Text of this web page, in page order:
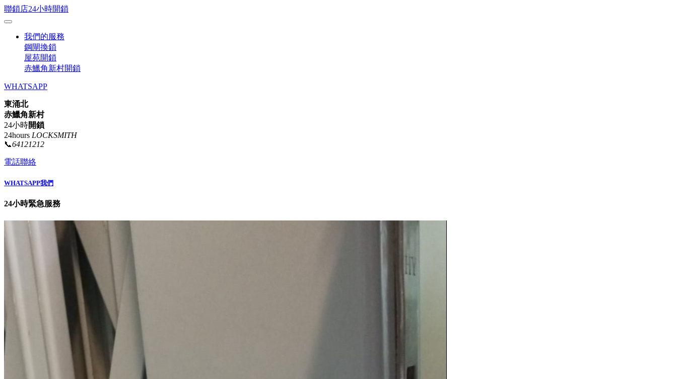
聯鎖店24小時開鎖
我們的服務
鋼閘換鎖
屋苑開鎖
赤鱲角新村開鎖
WHATSAPP
東涌北
赤鱲角新村
24小時開鎖
24hours LOCKSMITH
📞64121212
電話聯絡
WHATSAPP我們
24小時緊急服務